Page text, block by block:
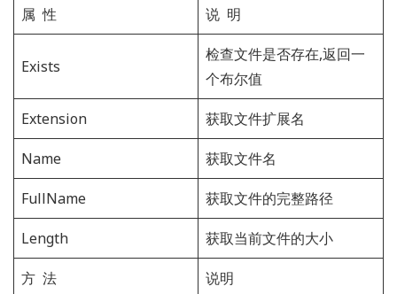
属 性 说 明
Exists
检查文件是否存在,返回一
个布尔值
Extension 获取文件扩展名
Name 获取文件名
FullName 获取文件的完整路径
Length 获取当前文件的大小
方 法 说明